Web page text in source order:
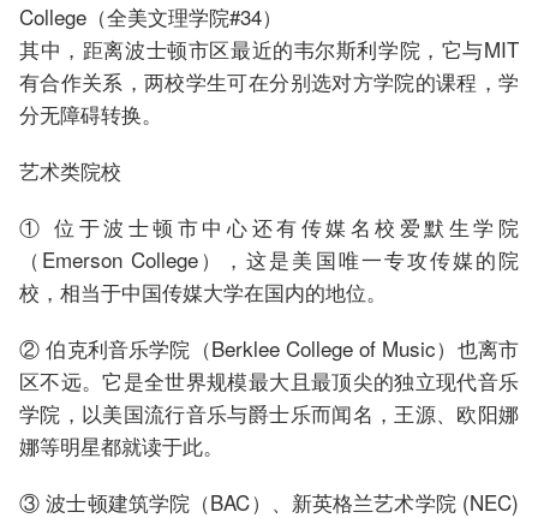
College（全美文理学院#34）
其中，距离波士顿市区最近的韦尔斯利学院，它与MIT
有合作关系，两校学生可在分别选对方学院的课程，学
分无障碍转换。
艺术类院校
① 位于波士顿市中心还有传媒名校爱默生学院
（Emerson College），这是美国唯一专攻传媒的院
校，相当于中国传媒大学在国内的地位。
② 伯克利音乐学院（Berklee College of Music）也离市
区不远。它是全世界规模最大且最顶尖的独立现代音乐
学院，以美国流行音乐与爵士乐而闻名，王源、欧阳娜
娜等明星都就读于此。
③ 波士顿建筑学院（BAC）、新英格兰艺术学院 (NEC)